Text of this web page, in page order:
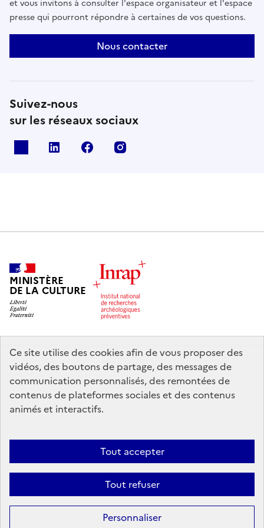
Ce site utilise des cookies afin de vous proposer des
vidéos, des boutons de partage, des messages de
communication personnalisés, des remontées de
contenus de plateformes sociales et des contenus
animés et interactifs.
Tout accepter
Tout refuser
Personnaliser
et vous invitons à consulter l'espace organisateur et l'espace
presse qui pourront répondre à certaines de vos questions.
Nous contacter
Suivez-nous
sur les réseaux sociaux
Linkedin Facebook
MINISTÈRE
DE LA CULTURE
legifrance.gouv.fr
info.gouv.fr
service-public.gouv.fr
data.gouv.fr
Nous contacter Mentions légales
Accessibilité : partiellement
Politique d’utilisation des témoins de connexion (cookies)
Politique générale de protection des données
Sauf mention contraire, tous les contenus de ce site sont sous